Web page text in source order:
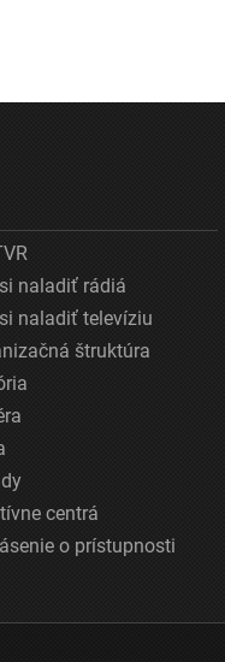
naladiť rádiá
naladiť televíziu
štruktúra
centrá
o prístupnosti